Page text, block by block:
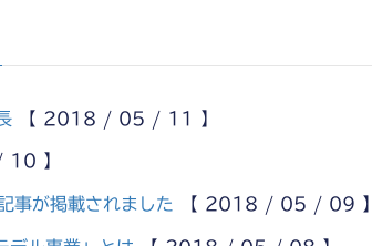
【 2018 / 05 / 11 】
】
事が掲載されました 【 2018 / 05 / 09 】